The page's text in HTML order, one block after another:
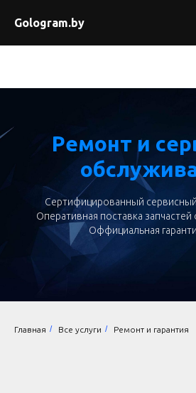
Gologram.by
Ремонт и
Сертифицированный
Оперативная поставка
Оффициальная
Главная / Все услуги / Ремонт и гарантия